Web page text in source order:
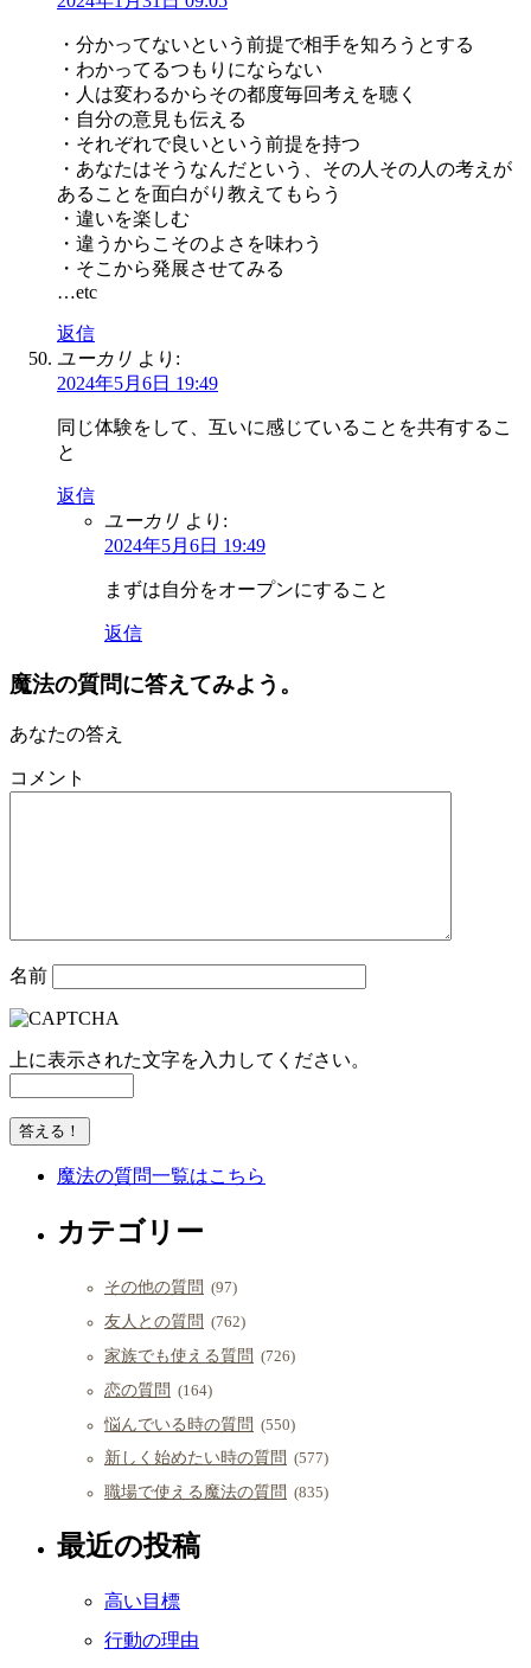
・分かってないという前提で相手を知ろうとする
・わかってるつもりにならない
・人は変わるからその都度毎回考えを聴く
・自分の意見も伝える
・それぞれで良いという前提を持つ
・あなたはそうなんだという、その人その人の考えが
あることを面白がり教えてもらう
・違いを楽しむ
・違うからこそのよさを味わう
・そこから発展させてみる
…etc
返信
ユーカリ より:
2024年5月6日 19:49
同じ体験をして、互いに感じていることを共有するこ
と
返信
ユーカリ より:
2024年5月6日 19:49
まずは自分をオープンにすること
返信
魔法の質問に答えてみよう。
あなたの答え
コメント
名前
上に表示された文字を入力してください。
魔法の質問一覧はこちら
カテゴリー
その他の質問 (97)
友人との質問 (762)
家族でも使える質問 (726)
恋の質問 (164)
悩んでいる時の質問 (550)
新しく始めたい時の質問 (577)
職場で使える魔法の質問 (835)
最近の投稿
高い目標
行動の理由